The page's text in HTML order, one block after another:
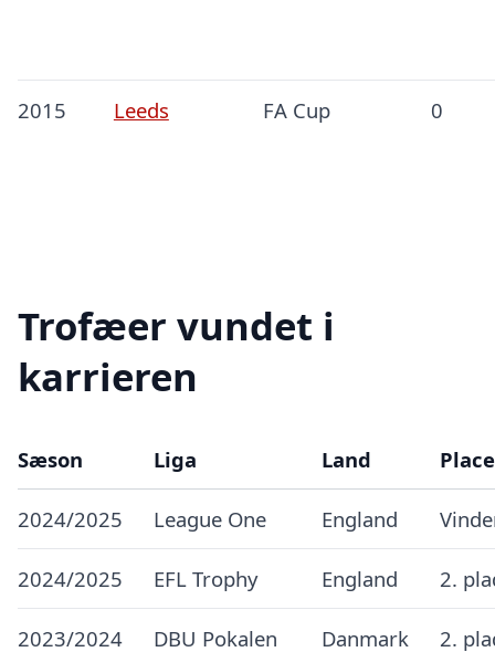
2015 Leeds FA Cup 0
Trofæer vundet i
karrieren
Sæson Liga Land
2024/2025 League One England
2024/2025 EFL Trophy England 2.
2023/2024 DBU Pokalen Danmark 2.